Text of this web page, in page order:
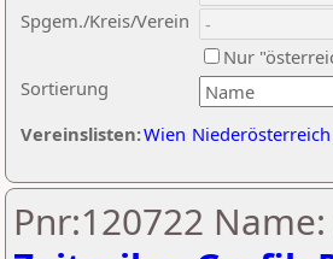
Sortierung
Spgem./Kreis/Verein
Nur
Vereinslisten:Wien Niederösterreich
Pnr:120722